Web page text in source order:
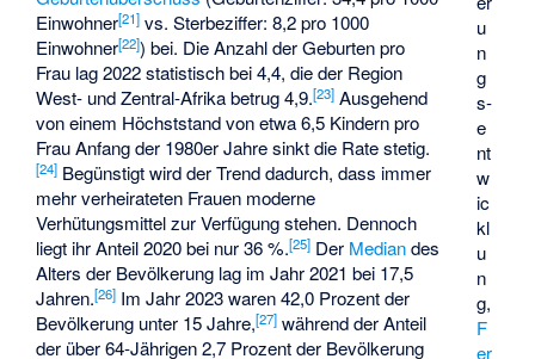
u
n
g
s­
e
nt
w
ic
kl
u
n
g,
F
er
Einwohner[21] vs. Sterbeziffer: 8,2 pro 1000
Einwohner[22]) bei. Die Anzahl der Geburten pro
Frau lag 2022 statistisch bei 4,4, die der Region
West- und Zentral-Afrika betrug 4,9.[23] Ausgehend
von einem Höchststand von etwa 6,5 Kindern pro
Frau Anfang der 1980er Jahre sinkt die Rate stetig.
[24] Begünstigt wird der Trend dadurch, dass immer
mehr verheirateten Frauen moderne
Verhütungsmittel zur Verfügung stehen. Dennoch
liegt ihr Anteil 2020 bei nur 36 %.[25] Der Mediandes
Alters der Bevölkerung lag im Jahr 2021 bei 17,5
Jahren.[26] Im Jahr 2023 waren 42,0 Prozent der
Bevölkerung unter 15 Jahre,[27] während der Anteil
der über 64-Jährigen 2,7 Prozent der Bevölkerung